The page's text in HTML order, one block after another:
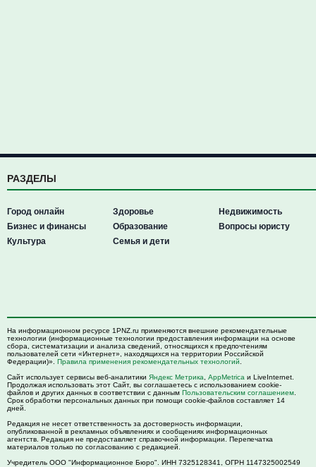
РАЗДЕЛЫ
Город онлайн
Бизнес и финансы
Культура
Здоровье
Образование
Семья и дети
Недвижимость
Вопросы юристу
На информационном ресурсе 1PNZ.ru применяются внешние рекомендательные
технологии (информационные технологии предоставления информации на основе
сбора, систематизации и анализа сведений, относящихся к предпочтениям
пользователей сети «Интернет», находящихся на территории Российской
Федерации)». Правила применения рекомендательных технологий
Сайт использует сервисы веб-аналитики Яндекс Метрика AppMetrica и LiveInternet.
Продолжая использовать этот Сайт, вы соглашаетесь с использованием cookie-
файлов и других данных в соответствии с данным Пользовательским соглашением
Срок обработки персональных данных при помощи cookie-файлов составляет 14
дней.
Редакция не несет ответственность за достоверность информации,
опубликованной в рекламных объявлениях и сообщениях информационных
агентств. Редакция не предоставляет справочной информации. Перепечатка
материалов только по согласованию с редакцией.
Учредитель ООО "Информационное Бюро". ИНН 7325128341, ОГРН 1147325002549